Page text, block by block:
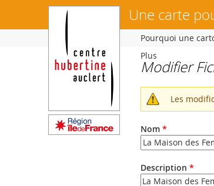
Une carte
Vous
êtes
ici
Modifier
Les
Nom *
Description *
Pourquoi une
Plus